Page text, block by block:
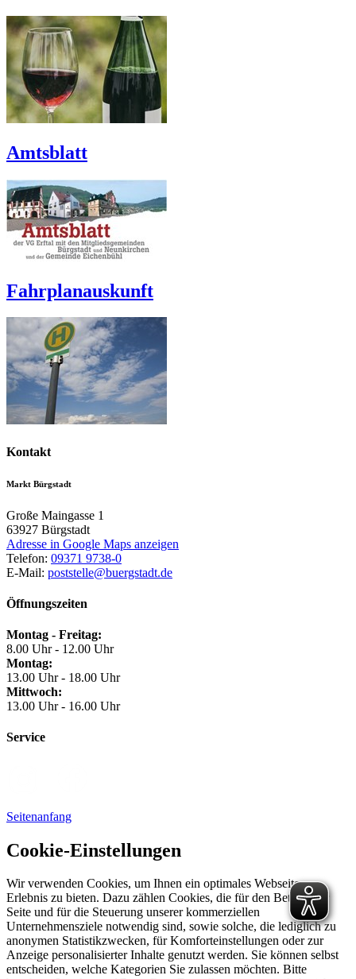
Amtsblatt
Fahrplanauskunft
Kontakt
Markt Bürgstadt
Große Maingasse 1
63927 Bürgstadt
Adresse in Google Maps anzeigen
Telefon: 09371 9738-0
E-Mail: poststelle@buergstadt.de
Öffnungszeiten
Montag - Freitag:
8.00 Uhr - 12.00 Uhr
Montag:
13.00 Uhr - 18.00 Uhr
Mittwoch:
13.00 Uhr - 16.00 Uhr
Service
Seitenanfang
Cookie-Einstellungen
Wir verwenden Cookies, um Ihnen ein optimales Webseiten-
Erlebnis zu bieten. Dazu zählen Cookies, die für den Betrieb der
Seite und für die Steuerung unserer kommerziellen
Unternehmensziele notwendig sind, sowie solche, die lediglich zu
anonymen Statistikzwecken, für Komforteinstellungen oder zur
Anzeige personalisierter Inhalte genutzt werden. Sie können selbst
entscheiden, welche Kategorien Sie zulassen möchten. Bitte